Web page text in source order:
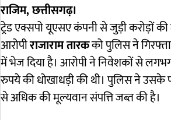
राजिम, छत्तीसगढ़।
ट्रेड एक्सपो यूएसए कंपनी से जुड़ी करोड़ों
आरोपीराजाराम तारकको पुलिस ने
में भेज दिया है। आरोपी ने निवेशकों से
रुपये की धोखाधड़ी की थी। पुलिस ने
से अधिक की मूल्यवान संपत्ति जब्त की है।